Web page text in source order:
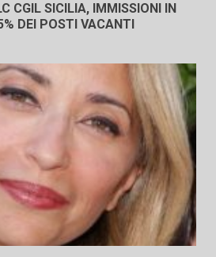
CGIL SICILIA, IMMISSIONI IN
DEI POSTI VACANTI